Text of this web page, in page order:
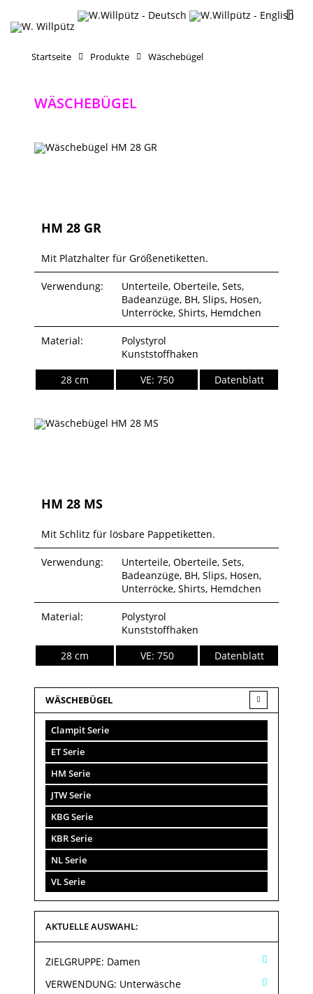
Startseite Produkte Wäschebügel
WÄSCHEBÜGEL
HM 28 GR
Mit Platzhalter für Größenetiketten.
Verwendung:
Unterteile, Oberteile, Sets,
Badeanzüge, BH, Slips, Hosen,
Unterröcke, Shirts, Hemdchen
Material:
Polystyrol
Kunststoffhaken
28 cm
VE: 750 Datenblatt
HM 28 MS
Mit Schlitz für lösbare Pappetiketten.
Verwendung:
Unterteile, Oberteile, Sets,
Badeanzüge, BH, Slips, Hosen,
Unterröcke, Shirts, Hemdchen
Material:
Polystyrol
Kunststoffhaken
28 cm
VE: 750 Datenblatt
WÄSCHEBÜGEL
Clampit Serie
ET Serie
HM Serie
JTW Serie
KBG Serie
KBR Serie
NL Serie
VL Serie
AKTUELLE AUSWAHL:
ZIELGRUPPE: Damen
VERWENDUNG: Unterwäsche